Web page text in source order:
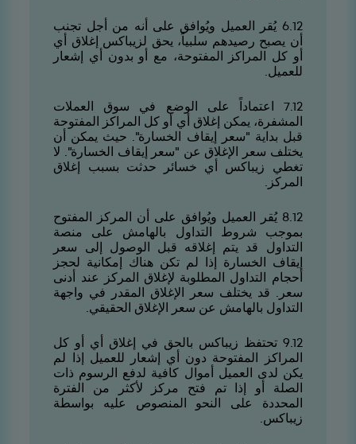
21.6 يُقر العميل ويُوافق على أنه من أجل تجنب
أن يصبح رصيدهم سلبياً، يحق لزيباكس إغلاق أي
أو كل المراكز المفتوحة، مع أو بدون أي إشعار
للعميل.
21.7 اعتماداً على الوضع في سوق العملات
المشفرة، يمكن إغلاق أي أو كل المراكز المفتوحة
قبل بداية "سعر إيقاف الخسارة". حيث يمكن أن
يختلف سعر الإغلاق عن "سعر إيقاف الخسارة". لا
تغطي زيباكس أي خسائر حدثت بسبب إغلاق
المركز.
21.8 يُقر العميل ويُوافق على أن المركز المفتوح
بموجب شروط التداول بالهامش على منصة
التداول قد يتم إغلاقه قبل الوصول إلى سعر
إيقاف الخسارة إذا لم تكن هناك إمكانية لحجز
أحجام التداول المطلوبة لإغلاق المركز عند أدنى
سعر. قد يختلف سعر الإغلاق المقدر في واجهة
التداول بالهامش عن سعر الإغلاق الحقيقي.
21.9 تحتفظ زيباكس بالحق في إغلاق أي أو كل
المراكز المفتوحة دون أي إشعار للعميل إذا لم
يكن لدى العميل أموال كافية لدفع الرسوم ذات
الصلة أو إذا تم فتح مركز لأكثر من الفترة
المحددة على النحو المنصوص عليه بواسطة
زيباكس.